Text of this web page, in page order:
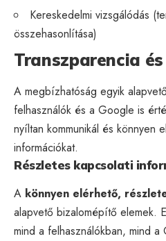
Kereskedelmi vizsgálódás
összehasonlítása)
Transzparencia
A megbízhatóság egyik
felhasználók és a Google is
nyíltan kommunikál és könnyen
információkat.
Részletes kapcsolati
A könnyen elérhető,
alapvető bizalomépítő elemek.
mind a felhasználókban, mind